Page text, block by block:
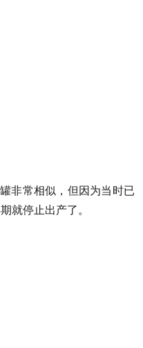
非常相似，但因为当时已
就停止出产了。